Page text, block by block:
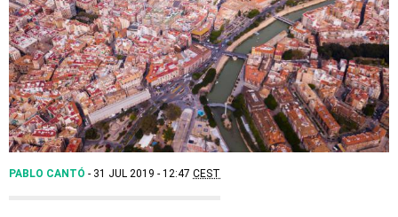
PABLO CANTÓ 31 JUL 2019 - 12:47 CEST